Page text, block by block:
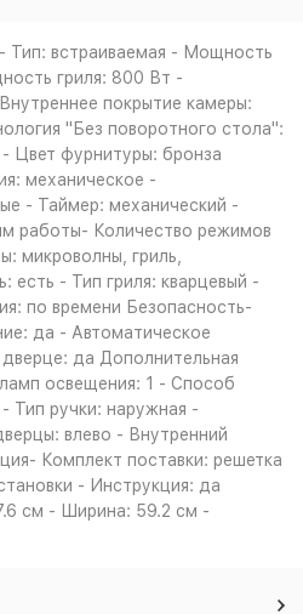
Тип: встраиваемая - Мощность
гриля: 800 Вт -
покрытие камеры:
"Без поворотного стола":
Цвет фурнитуры: бронза
механическое -
- Таймер: механический -
работы- Количество режимов
микроволны, гриль,
есть - Тип гриля: кварцевый -
по времени Безопасность-
да - Автоматическое
да Дополнительная
освещения: 1 - Способ
Тип ручки: наружная -
влево - Внутренний
Комплект поставки: решетка
- Инструкция: да
см - Ширина: 59.2 см -